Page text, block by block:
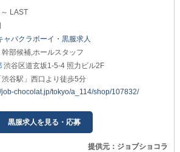
LAST
ャバクラボーイ・黒服求人
幹部候補,ホールスタッフ
渋谷区道玄坂1-5-4 照力ビル2F
渋谷駅」西口より徒歩5分
job-chocolat.jp/tokyo/a_114/shop/107832/
黒服求人を見る・応募
提供元：ジョブショコラ